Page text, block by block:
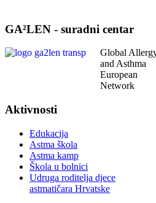
GA²LEN - suradni centar
Global
and Asthma
European
Network
Aktivnosti
Edukacija
Astma škola
Astma kamp
Škola u bolnici
Udruga roditelja djece
astmatičara Hrvatske